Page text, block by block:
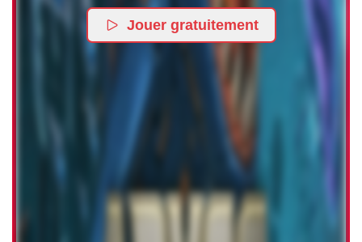
Jouer gratuitement